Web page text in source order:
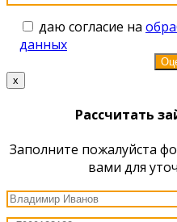
даю согласие на
данных
x
Рассчитать
Заполните пожалуйста
вами для